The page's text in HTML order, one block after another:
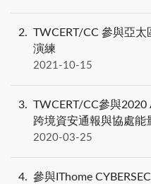
2
TWCERT/CC 參與亞太
演練
2021-10-15
3
TWCERT/CC參與2020
跨境資安通報與協處能
2020-03-25
4
參與IThome